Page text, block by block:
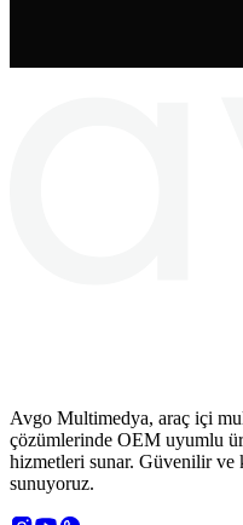
Avgo Multimedya, araç içi
çözümlerinde OEM uyumlu
hizmetleri sunar. Güvenilir ve
sunuyoruz.